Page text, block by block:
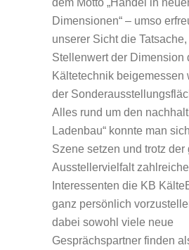
dem Motto „Handel in
Dimensionen“ – umso
unserer Sicht die
Stellenwert der Dimension
Kältetechnik beigemessen
der
Alles rund um den
Ladenbau“ konnte man
Szene setzen und trotz der
Ausstellervielfalt
Interessenten die KB
ganz persönlich
dabei sowohl viele neue
Gesprächspartner finden